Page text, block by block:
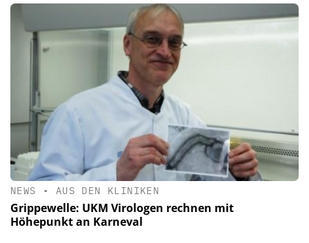
NEWS • AUS DEN KLINIKEN
Grippewelle: UKM Virologen rechnen mit
Höhepunkt an Karneval